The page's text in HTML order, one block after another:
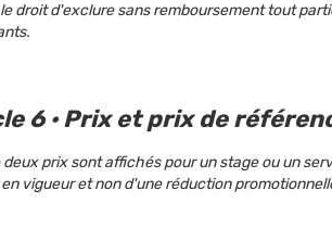
droit d'exclure sans remboursement tout
6 · Prix et prix de
prix sont affichés pour un stage ou un
vigueur et non d'une réduction